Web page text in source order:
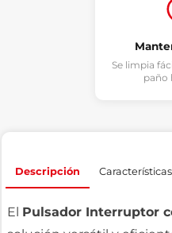
Se limpia
paño
Descripción
El Pulsador Interruptor